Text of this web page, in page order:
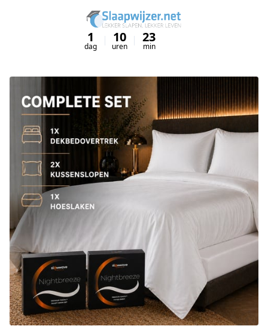
1
dag
10
uren
23
min